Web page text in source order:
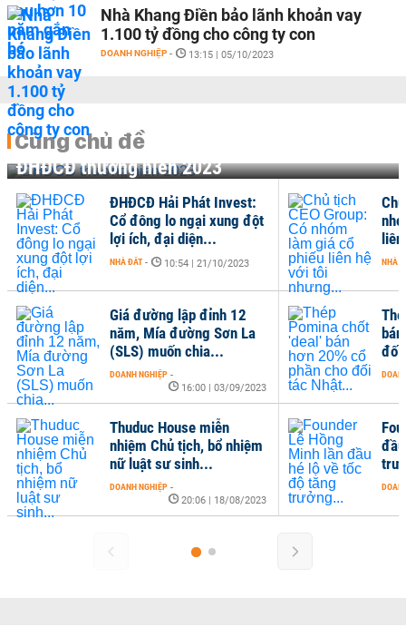
Nhà Khang Điền bảo lãnh khoản vay
1.100 tỷ đồng cho công ty con
DOANH NGHIỆP - 13:15 | 05/10/2023
Cùng chủ đề
ĐHĐCĐ thường niên 2023
ĐHĐCĐ Hải Phát Invest:
Cổ đông lo ngại xung đột
lợi ích, đại diện...
NHÀ ĐẤT - 10:54 | 21/10/2023
Giá đường lập đỉnh 12
năm, Mía đường Sơn La
(SLS) muốn chia...
DOANH NGHIỆP -
16:00 | 03/09/2023
Thuduc House miễn
nhiệm Chủ tịch, bổ nhiệm
nữ luật sư sinh...
DOANH NGHIỆP -
20:06 | 18/08/2023
NHÀ
đối